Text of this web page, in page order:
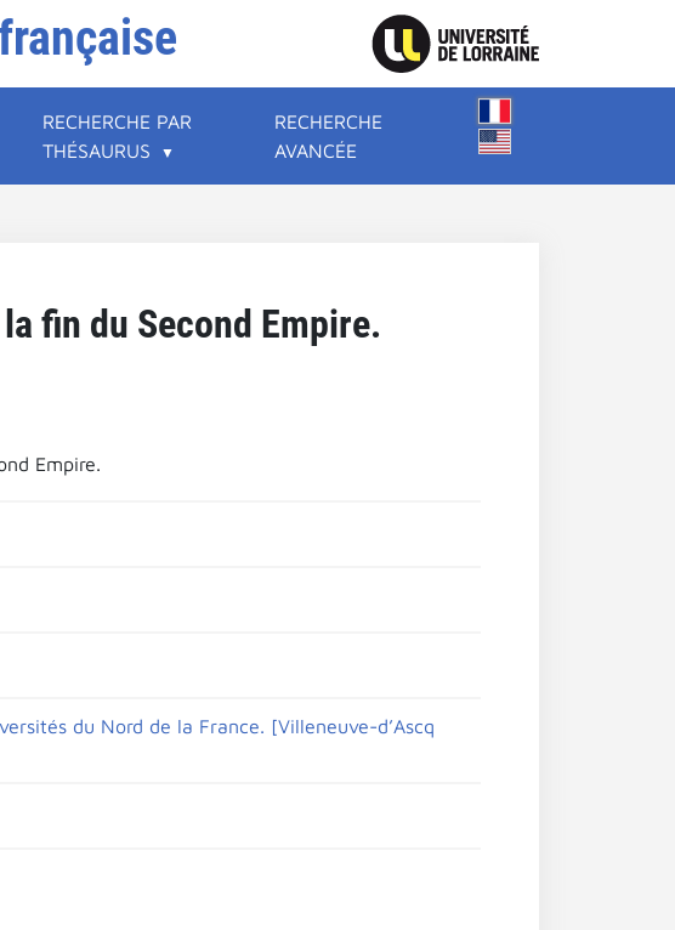
RECHERCHE PAR
THÉSAURUS
RECHERCHE
AVANCÉE
fin du Second Empire.
Empire.
du Nord de la France. [Villeneuve-d’Ascq